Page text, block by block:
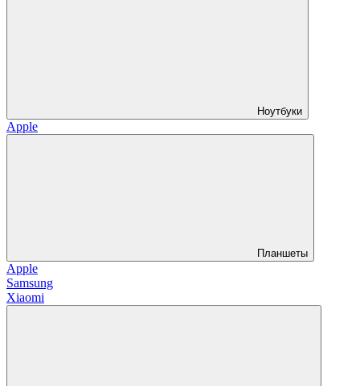
Ноутбуки
Apple
Планшеты
Apple
Samsung
Xiaomi